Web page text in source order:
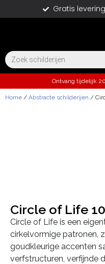
Gratis
Ontvang tijdelijk
Home / Abstracte schilderijen /
Circle of Life
Circle of Life is een
cirkelvormige patronen,
goudkleurige accenten
verfstructuren, verfijnde